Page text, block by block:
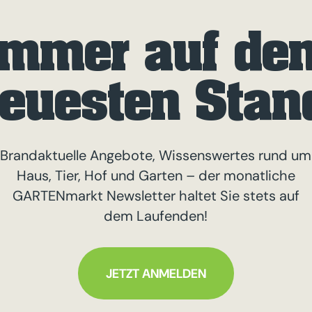
auf
Brandaktuelle Angebote, Wissenswertes rund um
Haus, Tier, Hof und Garten – der monatliche
GARTENmarkt Newsletter haltet Sie stets auf
dem Laufenden!
JETZT ANMELDEN